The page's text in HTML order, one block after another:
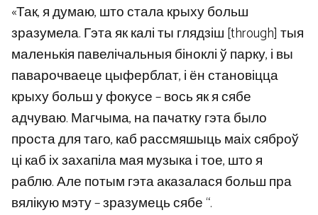
«Так, я думаю, што стала крыху больш
зразумела. Гэта як калі ты глядзіш [through] тыя
маленькія павелічальныя біноклі ў парку, і вы
паварочваеце цыферблат, і ён становіцца
крыху больш у фокусе – вось як я сябе
адчуваю. Магчыма, на пачатку гэта было
проста для таго, каб рассмяшыць маіх сяброў
ці каб іх захапіла мая музыка і тое, што я
раблю. Але потым гэта аказалася больш пра
вялікую мэту – зразумець сябе “.